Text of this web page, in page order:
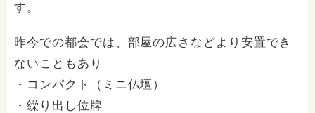
す。
昨今での都会では、部屋の広さなどより安置でき
ないこともあり
・コンパクト（ミニ仏壇）
・繰り出し位牌